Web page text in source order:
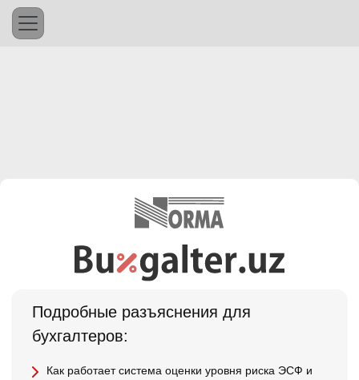
Подробные разъяснения для
бухгалтеров:
Как работает система оценки уровня риска ЭСФ и